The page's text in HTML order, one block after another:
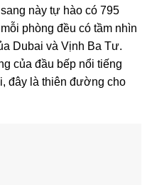
này tự hào có 795
phòng đều có tầm nhìn
Dubai và Vịnh Ba Tư.
của đầu bếp nổi tiếng
đây là thiên đường cho